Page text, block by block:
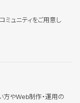
ュニティをご用意し
方やWeb制作・運用の